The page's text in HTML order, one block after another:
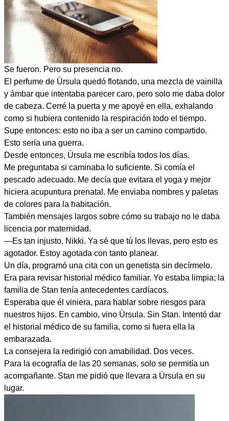
Se fueron. Pero su presencia no.
El perfume de Úrsula quedó flotando, una mezcla de vainilla
y ámbar que intentaba parecer caro, pero solo me daba dolor
de cabeza. Cerré la puerta y me apoyé en ella, exhalando
como si hubiera contenido la respiración todo el tiempo.
Supe entonces: esto no iba a ser un camino compartido.
Esto sería una guerra.
Desde entonces, Úrsula me escribía todos los días.
Me preguntaba si caminaba lo suficiente. Si comía el
pescado adecuado. Me decía que evitara el yoga y mejor
hiciera acupuntura prenatal. Me enviaba nombres y paletas
de colores para la habitación.
También mensajes largos sobre cómo su trabajo no le daba
licencia por maternidad.
—Es tan injusto, Nikki. Ya sé que tú los llevas, pero esto es
agotador. Estoy agotada con tanto planear.
Un día, programó una cita con un genetista sin decírmelo.
Era para revisar historial médico familiar. Yo estaba limpia; la
familia de Stan tenía antecedentes cardíacos.
Esperaba que él viniera, para hablar sobre riesgos para
nuestros hijos. En cambio, vino Úrsula. Sin Stan. Intentó dar
el historial médico de su familia, como si fuera ella la
embarazada.
La consejera la redirigió con amabilidad. Dos veces.
Para la ecografía de las 20 semanas, solo se permitía un
acompañante. Stan me pidió que llevara a Úrsula en su
lugar.